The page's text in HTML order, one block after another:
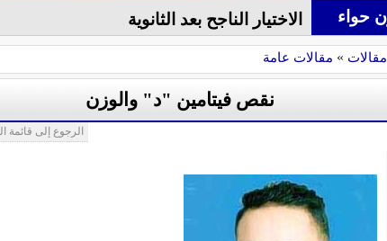
حواء الاختيار الناجح بعد الثانوية
مقالات » مقالات عامة
نقص فيتامين "د" والوزن
الرجوع إلى قائمة